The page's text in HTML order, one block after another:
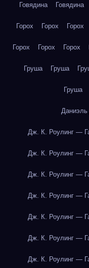
Говядина Говядина
Горох Горох Горох
Горох Горох Горох
Груша Груша
Груша
Дж. К. Роулинг —
Дж. К. Роулинг —
Дж. К. Роулинг —
Дж. К. Роулинг —
Дж. К. Роулинг —
Дж. К. Роулинг —
Дж. К. Роулинг —